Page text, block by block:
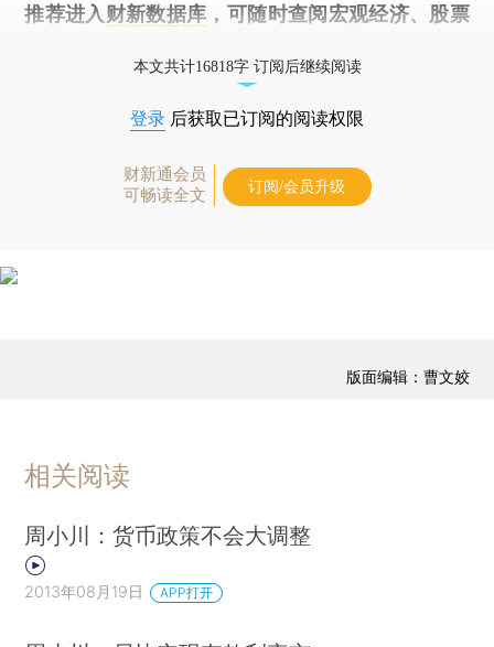
推荐进入 财新数据库 ，可随时查阅宏观经济、股票
本文共计16818字 订阅后继续阅读
登录 后获取已订阅的阅读权限
财新通会员
可畅读全文
订阅/会员升级
版面编辑：曹文姣
相关阅读
周小川：货币政策不会大调整
2013年08月19日 APP打开